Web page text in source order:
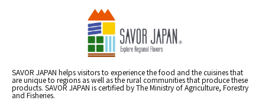
SAVOR JAPAN helps visitors to experience the food and the cuisines that
are unique to regions as well as the rural communities that produce these
products. SAVOR JAPAN is certified by The Ministry of Agriculture, Forestry
and Fisheries.